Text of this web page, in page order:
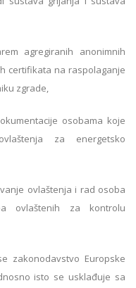
agregiranih anonimnih
certifikata na raspolaganje
zgrade,
osobama koje
za energetsko
ovlaštenja i rad osoba
ovlaštenih za kontrolu
zakonodavstvo Europske
isto se usklađuje sa